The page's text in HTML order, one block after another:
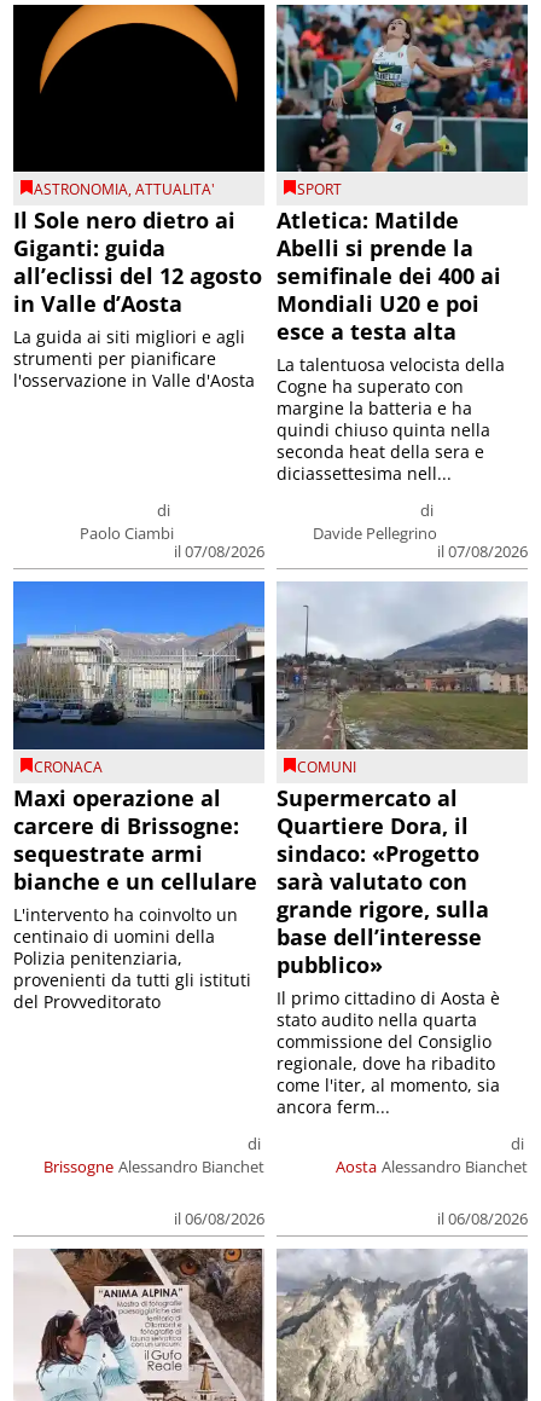
ASTRONOMIA,ATTUALITA'
Il Sole nero dietro ai
Giganti: guida
all’eclissi del 12 agosto
in Valle d’Aosta
di
Paolo Ciambi
il 07/08/2026
La guida ai siti migliori e agli
strumenti per pianificare
l'osservazione in Valle d'Aosta
SPORT
Atletica: Matilde
Abelli si prende la
semifinale dei 400 ai
Mondiali U20 e poi
esce a testa alta
di
Davide Pellegrino
il 07/08/2026
La talentuosa velocista della
Cogne ha superato con
margine la batteria e ha
quindi chiuso quinta nella
seconda heat della sera e
diciassettesima nell...
CRONACA
Maxi operazione al
carcere di Brissogne:
sequestrate armi
bianche e un cellulare
Brissogne
di
Alessandro Bianchet
il 06/08/2026
L'intervento ha coinvolto un
centinaio di uomini della
Polizia penitenziaria,
provenienti da tutti gli istituti
del Provveditorato
COMUNI
Supermercato al
Quartiere Dora, il
sindaco: «Progetto
sarà valutato con
grande rigore, sulla
base dell’interesse
pubblico»
Aosta
di
Alessandro Bianchet
il 06/08/2026
Il primo cittadino di Aosta è
stato audito nella quarta
commissione del Consiglio
regionale, dove ha ribadito
come l'iter, al momento, sia
ancora ferm...